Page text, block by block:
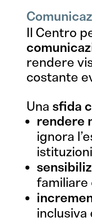
Il Centro
rendere
costante
Una sfida
rendere
ignora
familiare
inclusiva